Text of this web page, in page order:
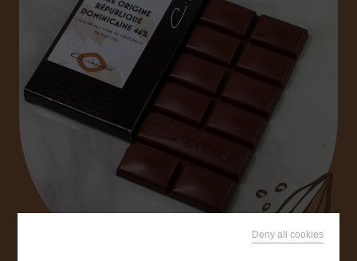
RECHERCHEZ SUR LE SITEDeny all cookies